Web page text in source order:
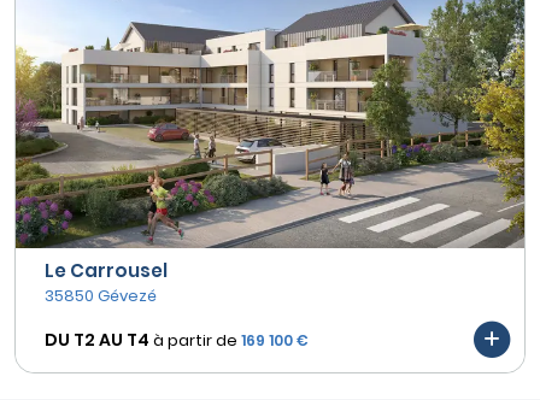
Le Carrousel
35850 Gévezé
DU T2 AU T4 à partir de 169 100 €